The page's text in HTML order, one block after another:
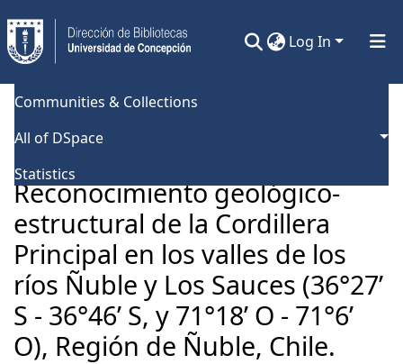
Log In
Communities & Collections
All of DSpace
Statistics
Home
Reconocimiento geológico-
estructural de la Cordillera
Principal en los valles de los
ríos Ñuble y Los Sauces (36°27’
S - 36°46’ S, y 71°18’ O - 71°6’
O), Región de Ñuble, Chile.